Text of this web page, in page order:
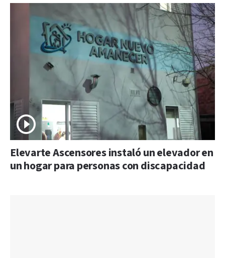
Elevarte Ascensores instaló un elevador en
un hogar para personas con discapacidad